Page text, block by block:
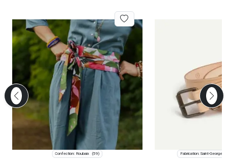
Confection: Roubaix (59) Fabrication: Saint-